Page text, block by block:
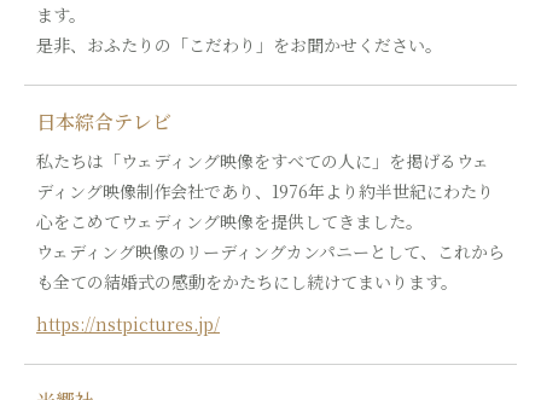
ます。
是非、おふたりの「こだわり」をお聞かせください。
日本綜合テレビ
私たちは「ウェディング映像をすべての人に」を掲げるウェ
ディング映像制作会社であり、1976年より約半世紀にわたり
心をこめてウェディング映像を提供してきました。
ウェディング映像のリーディングカンパニーとして、これから
も全ての結婚式の感動をかたちにし続けてまいります。
https://nstpictures.jp/